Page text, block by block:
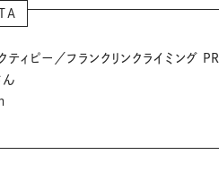
ティピー／フランクリンクライミング PR